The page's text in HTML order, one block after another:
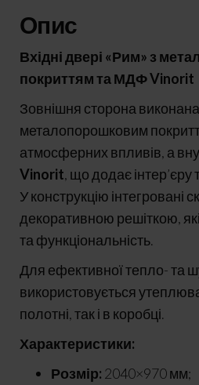
Опис
Вхідні двері «Рим» з
покриттям та МДФ Vinorit
Зовнішня сторона
металопорошковим
атмосферних впливів, а
Vinorit, що додає інтер’єру
У конструкцію інтегровані
декоративною решіткою,
та функціональність.
Для ефективної тепло- та
використовується
полотні, так і в коробці.
Характеристики:
Розмір: 2040×970 мм;